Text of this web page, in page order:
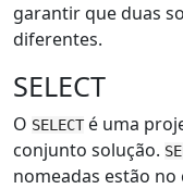
garantir que duas
diferentes.
SELECT
O SELECTé uma
conjunto solução.
nomeadas estão